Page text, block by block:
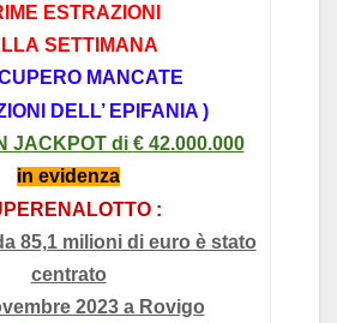
ESTRAZIONI
A SETTIMANA
MANCATE
DELL’ EPIFANI A )
JACKPOT di € 42.000.000
in evidenza
:
85,1 milioni di euro è stato
centrato
2023 a Rovigo